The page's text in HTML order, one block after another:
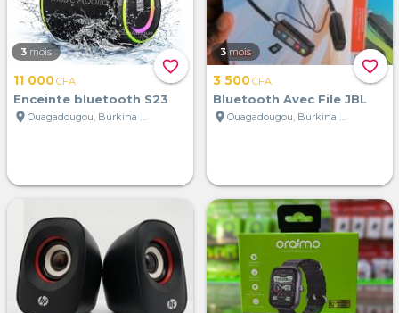
favorite_border
3 mois
11 000CFA
Enceinte bluetooth S23
location_on
Ouagadougou, Burkina Faso
favorite_border
3 mois
3 500CFA
Bluetooth Avec File JBL
location_on
Ouagadougou, Burkina Faso